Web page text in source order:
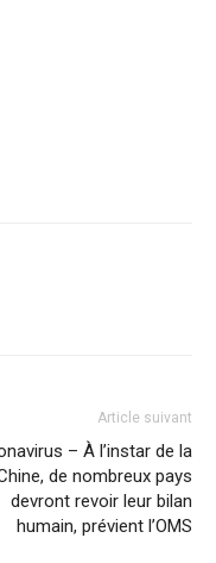
Article suivant
– À l’instar de la
de nombreux pays
devront revoir leur bilan
humain, prévient l’OMS